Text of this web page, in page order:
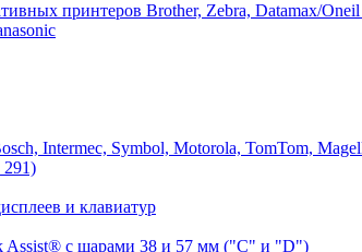
принтеров Brother, Zebra, Datamax/
Intermec, Symbol, Motorola, TomTom,
и клавиатур
Assist® с шарами 38 и 57 мм ("C" и "D")